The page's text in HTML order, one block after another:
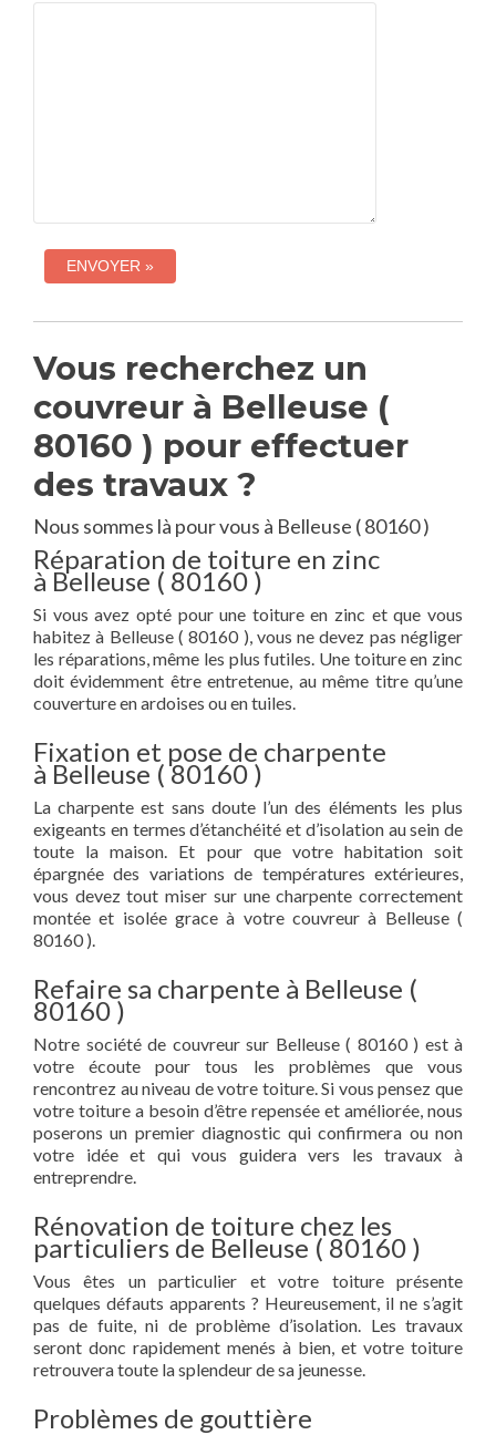
Vous recherchez un
couvreur à Belleuse (
80160 ) pour effectuer
des travaux ?
Nous sommes là pour vous à Belleuse ( 80160 )
Réparation de toiture en zinc
à Belleuse ( 80160 )
Si vous avez opté pour une toiture en zinc et que vous
habitez à Belleuse ( 80160 ), vous ne devez pas négliger
les réparations, même les plus futiles. Une toiture en zinc
doit évidemment être entretenue, au même titre qu’une
couverture en ardoises ou en tuiles.
Fixation et pose de charpente
à Belleuse ( 80160 )
La charpente est sans doute l’un des éléments les plus
exigeants en termes d’étanchéité et d’isolation au sein de
toute la maison. Et pour que votre habitation soit
épargnée des variations de températures extérieures,
vous devez tout miser sur une charpente correctement
montée et isolée grace à votre couvreur à Belleuse (
80160 ).
Refaire sa charpente à Belleuse (
80160 )
Notre société de couvreur sur Belleuse ( 80160 ) est à
votre écoute pour tous les problèmes que vous
rencontrez au niveau de votre toiture. Si vous pensez que
votre toiture a besoin d’être repensée et améliorée, nous
poserons un premier diagnostic qui confirmera ou non
votre idée et qui vous guidera vers les travaux à
entreprendre.
Rénovation de toiture chez les
particuliers de Belleuse ( 80160 )
Vous êtes un particulier et votre toiture présente
quelques défauts apparents ? Heureusement, il ne s’agit
pas de fuite, ni de problème d’isolation. Les travaux
seront donc rapidement menés à bien, et votre toiture
retrouvera toute la splendeur de sa jeunesse.
Problèmes de gouttière